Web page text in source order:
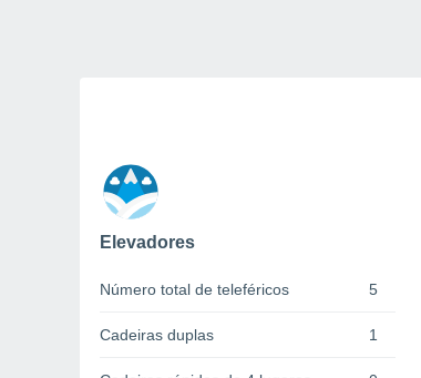
Elevadores
Número total de teleféricos 5
Cadeiras duplas 1